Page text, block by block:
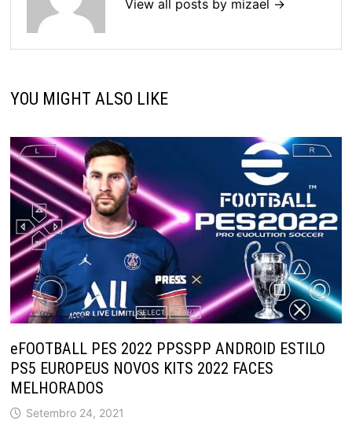
View all posts by mizael →
YOU MIGHT ALSO LIKE
eFOOTBALL PES 2022 PPSSPP ANDROID ESTILO
PS5 EUROPEUS NOVOS KITS 2022 FACES
MELHORADOS
Setembro 24, 2021